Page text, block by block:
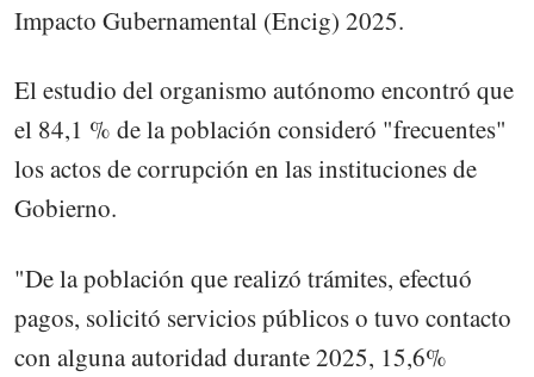
Impacto Gubernamental (Encig) 2025.
El estudio del organismo autónomo encontró que
el 84,1 % de la población consideró "frecuentes"
los actos de corrupción en las instituciones de
Gobierno.
"De la población que realizó trámites, efectuó
pagos, solicitó servicios públicos o tuvo contacto
con alguna autoridad durante 2025, 15,6%